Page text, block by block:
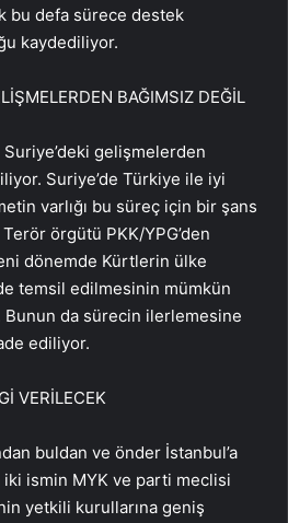
bu defa sürece destek
kaydediliyor.
BAĞIMSIZ DEĞİL
gelişmelerden
Suriye’de Türkiye ile iyi
varlığı bu süreç için bir şans
örgütü PKK/YPG’den
dönemde Kürtlerin ülke
temsil edilmesinin mümkün
da sürecin ilerlemesine
ediliyor.
VERİLECEK
buldan ve önder İstanbul’a
iki ismin MYK ve parti meclisi
yetkili kurullarına geniş